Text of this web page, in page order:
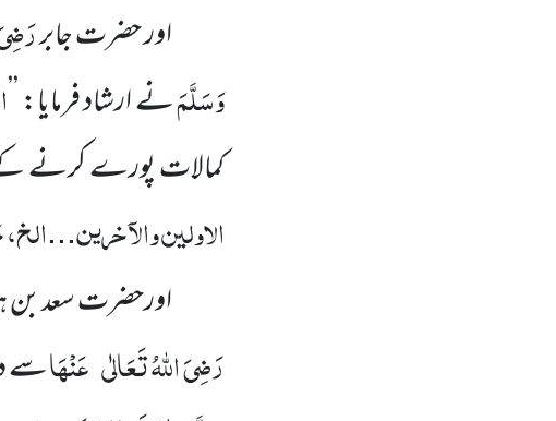
اور حضرت جابر
وَسَلَّمَنے ارشاد فرمایا: ’’
کمالات پورے کرنے کے
الاولین والآخرین...الخ،
اورحضرت سعد بن
رَضِیَ اللّٰہُ تَعَالٰی عَنْہَاسے